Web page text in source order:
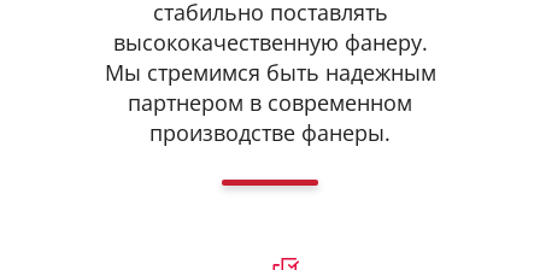
стабильно поставлять
высококачественную фанеру.
Мы стремимся быть надежным
партнером в современном
производстве фанеры.